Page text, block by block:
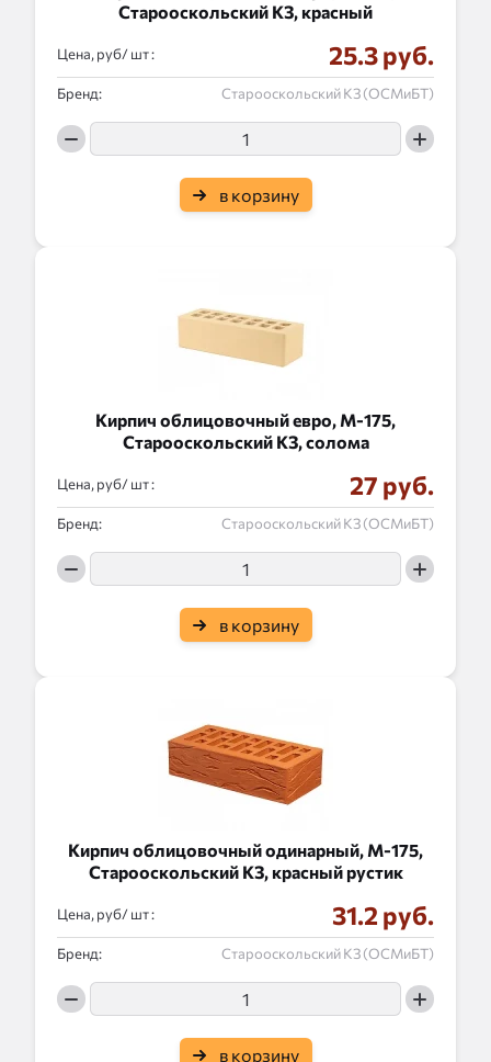
Старооскольский КЗ, красный
Цена, руб/ : 25.3 руб.
Бренд: Старооскольский КЗ (ОСМиБТ)
в корзину
Кирпич облицовочный евро, М-175,
Старооскольский КЗ, солома
Цена, руб/ : 27 руб.
Бренд: Старооскольский КЗ (ОСМиБТ)
в корзину
Кирпич облицовочный одинарный, М-175,
Старооскольский КЗ, красный рустик
Цена, руб/ : 31.2 руб.
Бренд: Старооскольский КЗ (ОСМиБТ)
в корзину